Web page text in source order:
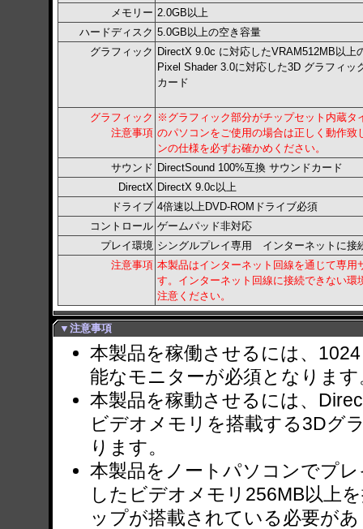
メモリー 2.0GB以上
ハードディスク 5.0GB以上の空き容量
グラフィック DirectX 9.0c に対応したVRAM512MB以上
Pixel Shader 3.0に対応した3D グラフィッ
カード
グラフィック
注意事項
※グラフィック部分がチップセット内蔵タ
のパソコンをご使用の場合は正しく動作
ンの仕様を必ずお確かめください。
サウンド DirectSound 100%互換 サウンドカード
DirectX DirectX 9.0c以上
ドライブ 4倍速以上DVD-ROMドライブ必須
コントロール ゲームパッド非対応
プレイ環境 シングルプレイ専用 インターネットに接
注意事項 本製品はインターネット回線を通じて専
す。インターネット回線に接続できない
注意ください。
▼注意事項
本製品を稼働させるには、
能なモニターが必須となります
本製品を稼動させるには、
ビデオメモリを搭載する3Dグ
ります。
本製品をノートパソコンでプ
したビデオメモリ256MB以上
ップが搭載されている必要が